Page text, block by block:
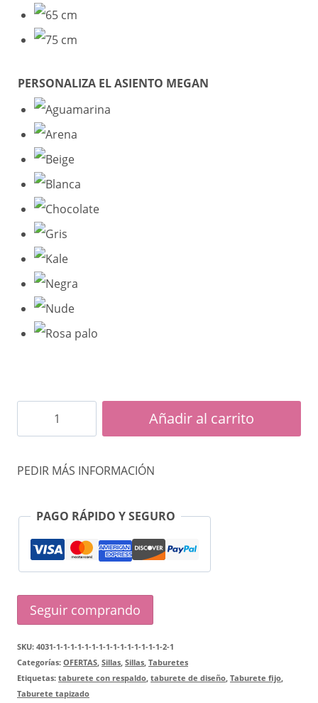
PERSONALIZA EL ASIENTO MEGAN
Taburete
Megan
Añadir al carrito
PEDIR MÁS INFORMACIÓN
PAGO RÁPIDO Y SEGURO
Seguir comprando
SKU: 4031-1-1-1-1-1-1-1-1-1-1-1-1-1-1-1-2-1
Categorías: OFERTAS, Sillas, Sillas, Taburetes
Etiquetas: taburete con respaldo, taburete de diseño, Taburete fijo,
Taburete tapizado